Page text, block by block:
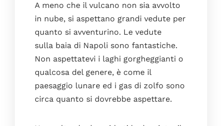
A meno che il vulcano non sia avvolto
in nube, si aspettano grandi vedute per
quanto si avventurino. Le vedute
sulla baia di Napoli sono fantastiche.
Non aspettatevi i laghi gorgheggianti o
qualcosa del genere, è come il
paesaggio lunare ed i gas di zolfo sono
circa quanto si dovrebbe aspettare.